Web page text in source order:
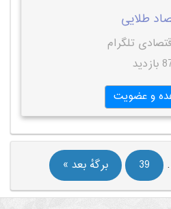
طلایی
تلگرام
و عضویت
39 برگهٔ بعد »